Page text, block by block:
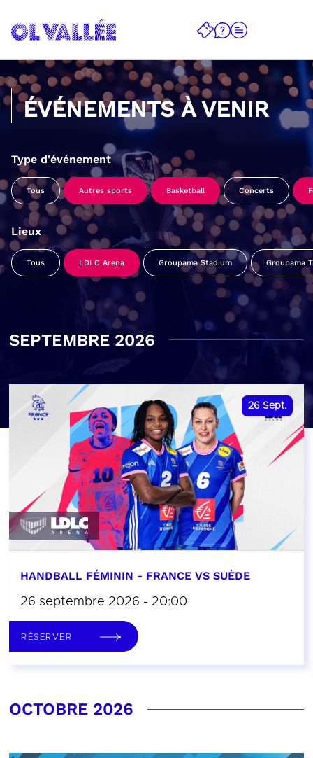
ÉVÉNEMENTS À VENIR
Type d'événement
Tous Autres sports Basketball Concerts
Lieux
Tous LDLC Arena Groupama Stadium Groupama
SEPTEMBRE 2026
26 Sept.
HANDBALL FÉMININ - FRANCE VS SUÈDE
26 septembre 2026 - 20:00
RÉSERVER
OCTOBRE 2026